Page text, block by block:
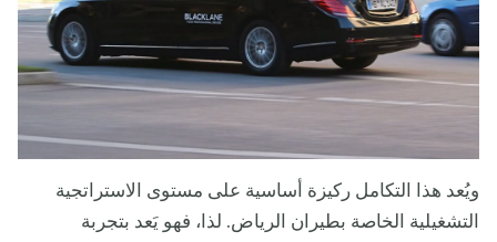
ويُعد هذا التكامل ركيزة أساسية على مستوى الاستراتجية
التشغيلية الخاصة بطيران الرياض. لذا، فهو يَعد بتجربة